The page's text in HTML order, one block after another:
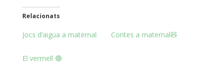
Relacionats
Jocs d’aigua a maternal Contes a maternal🧸
El vermell 🔴